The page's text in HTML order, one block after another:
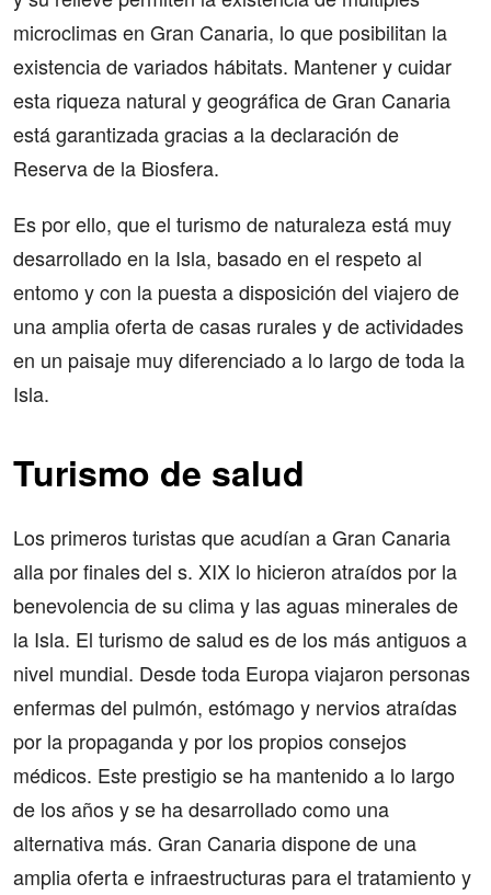
microclimas en Gran Canaria, lo que posibilitan la
existencia de variados hábitats. Mantener y cuidar
esta riqueza natural y geográfica de Gran Canaria
está garantizada gracias a la declaración de
Reserva de la Biosfera.
Es por ello, que el turismo de naturaleza está muy
desarrollado en la Isla, basado en el respeto al
entomo y con la puesta a disposición del viajero de
una amplia oferta de casas rurales y de actividades
en un paisaje muy diferenciado a lo largo de toda la
Isla.
Turismo de salud
Los primeros turistas que acudían a Gran Canaria
alla por finales del s. XIX lo hicieron atraídos por la
benevolencia de su clima y las aguas minerales de
la Isla. El turismo de salud es de los más antiguos a
nivel mundial. Desde toda Europa viajaron personas
enfermas del pulmón, estómago y nervios atraídas
por la propaganda y por los propios consejos
médicos. Este prestigio se ha mantenido a lo largo
de los años y se ha desarrollado como una
alternativa más. Gran Canaria dispone de una
amplia oferta e infraestructuras para el tratamiento y